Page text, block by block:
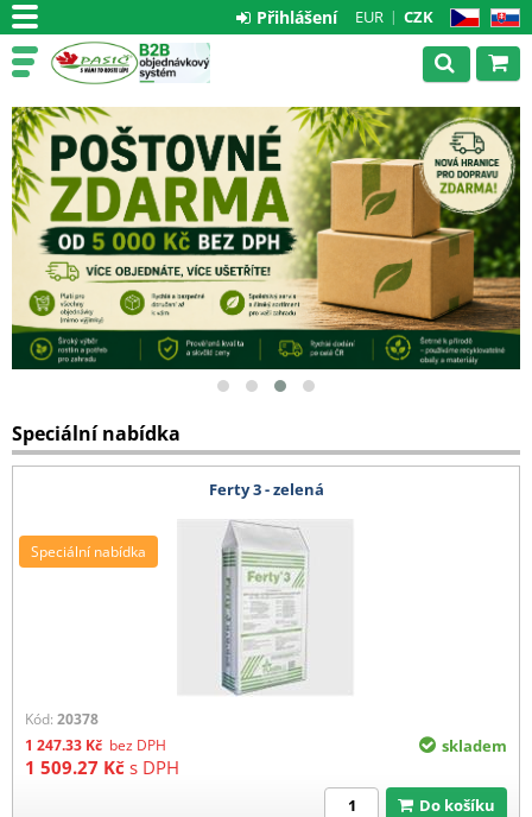
CZ SK
EUR CZK
Přihlášení
Speciální nabídka
Ferty 3 - zelená
Kód: 20378
1 247.33 Kč bez DPH
1 509.27 Kč s DPH
Speciální nabídka
skladem
Do košíku